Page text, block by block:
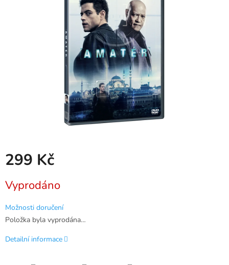
299 Kč
cena:
Vyprodáno
Možnosti doručení
Položka byla vyprodána…
Detailní informace